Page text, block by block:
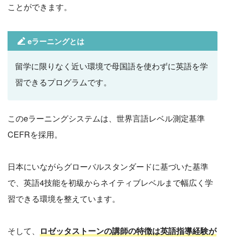
ことができます。
eラーニングとは
留学に限りなく近い環境で母国語を使わずに英語を学
習できるプログラムです。
このeラーニングシステムは、世界言語レベル測定基準
CEFRを採用。
日本にいながらグローバルスタンダードに基づいた基準
で、英語4技能を初級からネイティブレベルまで幅広く学
習できる環境を整えています。
そして、
ロゼッタストーンの講師の特徴は英語指導経験が